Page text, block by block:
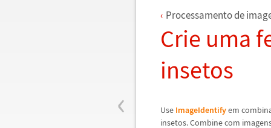
‹
Processamento de
Crie uma
insetos
Use ImageIdentifyem
insetos. Combine com